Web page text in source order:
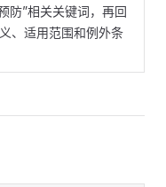
防”相关关键词，再回
、适用范围和例外条